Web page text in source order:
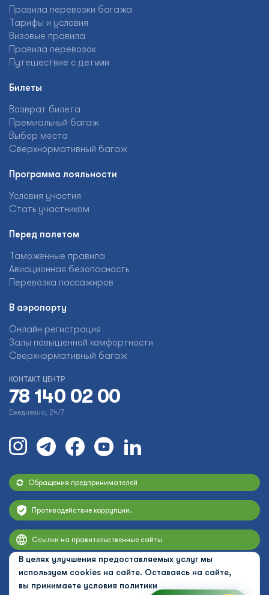
В целях улучшения предоставляемых услуг мы
используем cookies на сайте. Оставаясь на сайте,
вы принимаете условия политики
Правила перевозки багажа
Тарифы и условия
Визовые правила
Правила перевозок
Путешествие с детьми
Билеты
Возврат билета
Премиальный багаж
Выбор места
Сверхнормативный багаж
Программа лояльности
Условия участия
Стать участником
Перед полетом
Таможенные правила
Авиационная безопасность
Перевозка пассажиров
В аэропорту
Онлайн регистрация
Залы повышенной комфортности
Сверхнормативный багаж
КОНТАКТ ЦЕНТР
78 140 02 00
Ежедневно, 24/7
Обращения предпринимателей
Противодействие коррупции.
Ссылки на правительственные сайты